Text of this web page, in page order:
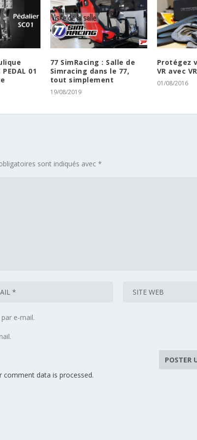
PEDAL 01
77 SimRacing : Salle de
Simracing dans le 77,
tout simplement
19/08/2019
Protégez
VR avec
01/08/2016
sont indiqués avec*
e-mail.
comment data is processed.